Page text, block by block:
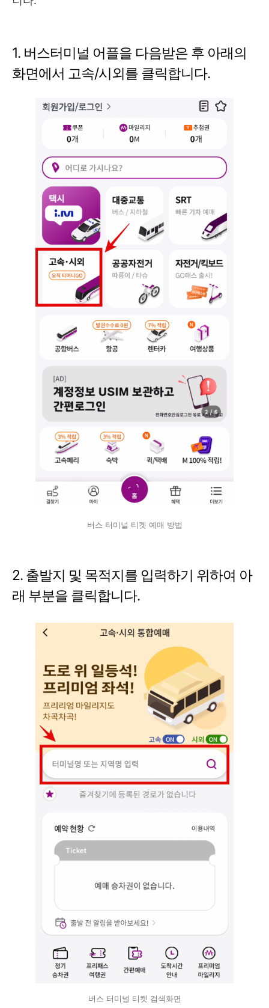
1. 버스터미널 어플을 다음받은 후 아래의
화면에서 고속/시외를 클릭합니다.
버스 터미널 티켓 예매 방법
2. 출발지 및 목적지를 입력하기 위하여 아
래 부분을 클릭합니다.
버스 터미널 티켓 검색화면